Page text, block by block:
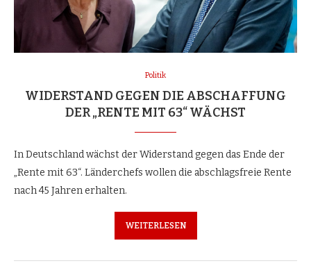
Politik
WIDERSTAND GEGEN DIE ABSCHAFFUNG
DER „RENTE MIT 63“ WÄCHST
In Deutschland wächst der Widerstand gegen das Ende der
„Rente mit 63“. Länderchefs wollen die abschlagsfreie Rente
nach 45 Jahren erhalten.
WEITERLESEN